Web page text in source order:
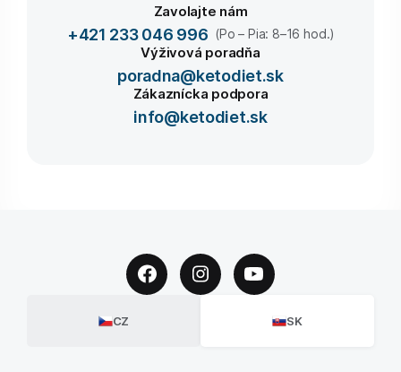
Zavolajte nám
+421 233 046 996 (Po – Pia: 8–16 hod.)
Výživová poradňa
poradna@ketodiet.sk
Zákaznícka podpora
info@ketodiet.sk
CZ SK